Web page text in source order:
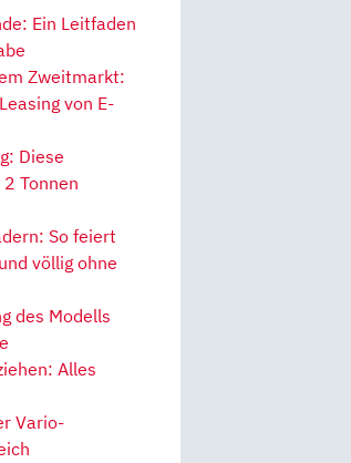
Ein Leitfaden
Zweitmarkt:
von E-
Diese
Tonnen
So feiert
völlig ohne
des Modells
Alles
Vario-